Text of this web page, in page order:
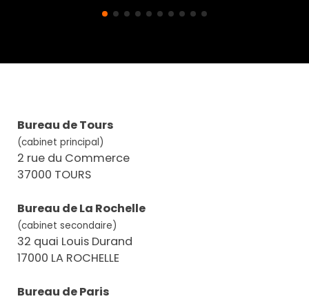
Bureau de Tours
(cabinet principal)
2 rue du Commerce
37000 TOURS
Bureau de La Rochelle
(cabinet secondaire)
32 quai Louis Durand
17000 LA ROCHELLE
Bureau de Paris